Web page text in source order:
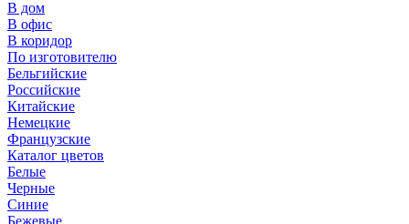
В дом
В офис
В коридор
По изготовителю
Бельгийские
Российские
Китайские
Немецкие
Французские
Каталог цветов
Белые
Черные
Синие